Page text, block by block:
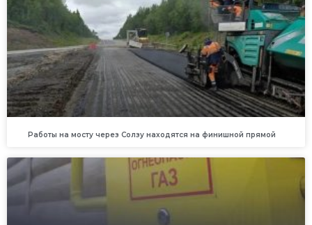
Работы на мосту через Солзу находятся на финишной прямой